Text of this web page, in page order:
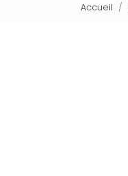
Accueil